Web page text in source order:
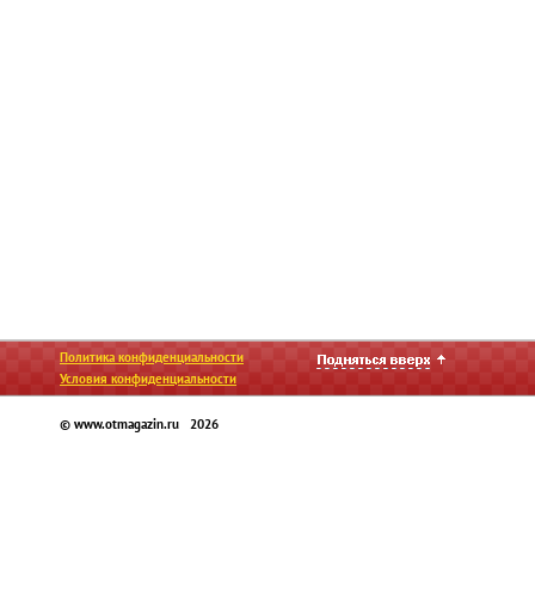
Политика конфиденциальности
Условия конфиденциальности
© www.otmagazin.ru 2026